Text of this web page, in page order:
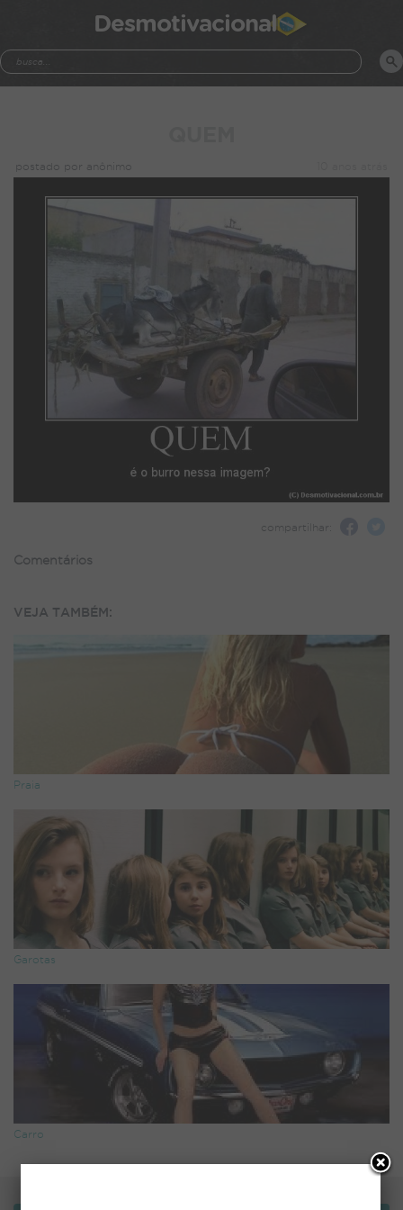
Desmotivacional
postado por anônimo
compartilhar:
Comentários
VEJA TAMBÉM:
Praia
Garotas
Carro